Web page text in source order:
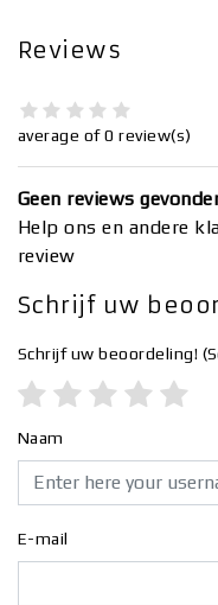
Reviews
average of 0 review(s)
Geen reviews
Help ons en andere
review
Schrijf uw
Schrijf uw beoordeling!
Naam
E-mail